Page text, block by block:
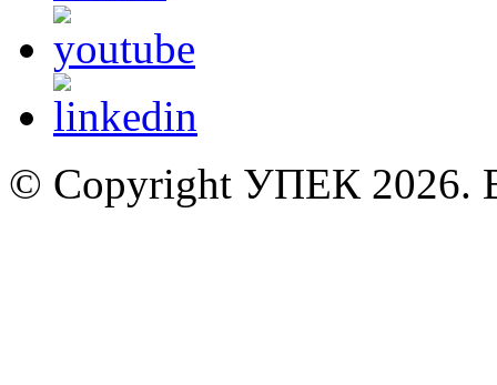
© Copyright УПЕК 2026.